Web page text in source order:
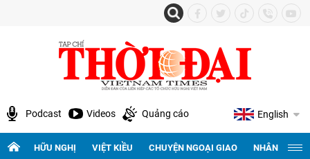
Podcast Videos Quảng cáo English
HỮU NGHỊ VIỆT KIỀU CHUYỆN NGOẠI GIAO NHÂN